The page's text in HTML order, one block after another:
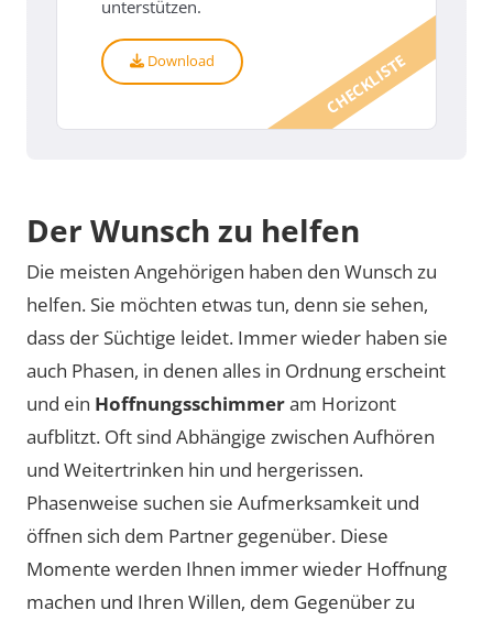
CHECKLISTE
unterstützen.
Download
Der Wunsch zu helfen
Die meisten Angehörigen haben den Wunsch zu
helfen. Sie möchten etwas tun, denn sie sehen,
dass der Süchtige leidet. Immer wieder haben sie
auch Phasen, in denen alles in Ordnung erscheint
und ein Hoffnungsschimmeram Horizont
aufblitzt. Oft sind Abhängige zwischen Aufhören
und Weitertrinken hin und hergerissen.
Phasenweise suchen sie Aufmerksamkeit und
öffnen sich dem Partner gegenüber. Diese
Momente werden Ihnen immer wieder Hoffnung
machen und Ihren Willen, dem Gegenüber zu